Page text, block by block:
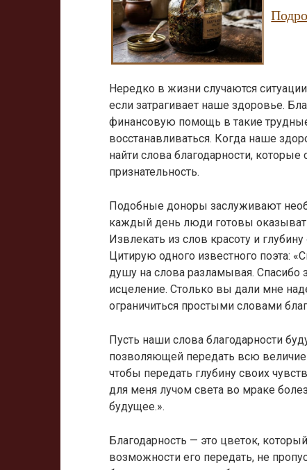
Нередко в жизни случаются
если затрагивает наше здоровье.
финансовую помощь в такие
восстанавливаться. Когда наше
найти слова благодарности,
признательность.
Подобные доноры заслуживают
каждый день люди готовы
Извлекать из слов красоту и
Цитирую одного известного поэта:
душу на слова разламывая.
исцеление. Столько вы дали мне
ограничиться простыми словами
Пусть наши слова благодарности
позволяющей передать всю величие
чтобы передать глубину своих
для меня лучом света во мраке
будущее.».
Благодарность — это цветок,
возможности его передать, не